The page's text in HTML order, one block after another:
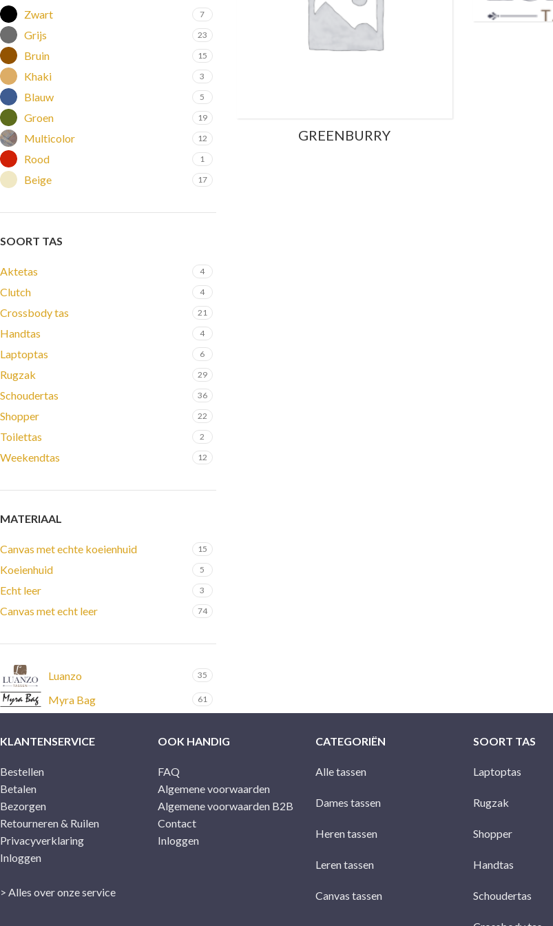
Zwart 7
Grijs 23
Bruin 15
Khaki 3
Blauw 5
Groen 19
Multicolor 12
Rood 1
Beige 17
SOORT TAS
Aktetas 4
Clutch 4
Crossbody tas 21
Handtas 4
Laptoptas 6
Rugzak 29
Schoudertas 36
Shopper 22
Toilettas 2
Weekendtas 12
MATERIAAL
Canvas met echte koeienhuid 15
Koeienhuid 5
Echt leer 3
Canvas met echt leer 74
Luanzo 35
Myra Bag 61
GREENBURRY
KLANTENSERVICE
Bestellen
Betalen
Bezorgen
Retourneren & Ruilen
Privacyverklaring
Inloggen
> Alles over onze service
OOK HANDIG
FAQ
Algemene voorwaarden
Algemene voorwaarden B2B
Contact
Inloggen
CATEGORIËN
Alle tassen
Dames tassen
Heren tassen
Leren tassen
Canvas tassen
SOORT TAS
Laptoptas
Rugzak
Shopper
Handtas
Schoudertas